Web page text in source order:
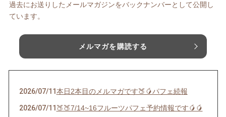
過去にお送りしたメールマガジンをバックナンバーとして公開し
ています。
メルマガを購読する
2026/07/11本日2本目のメルマガです🍑🥭パフェ続報
2026/07/11 🍑🍑7/14~16フルーツパフェ予約情報です🥭🥭